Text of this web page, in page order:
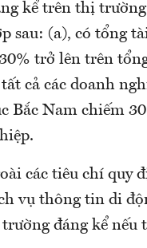
kể trên thị
sau: (a), có tổng
trở lên trên
cả các doanh
Bắc Nam chiếm
các tiêu chí quy
vụ thông tin di
đáng kể nếu